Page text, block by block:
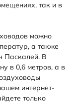
так и в
можно
а также
Паскалей. В
в 0,6 метров, а в
интернет-
только